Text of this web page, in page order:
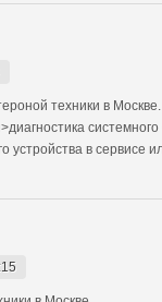
техники в Москве.
устройства в сервисе